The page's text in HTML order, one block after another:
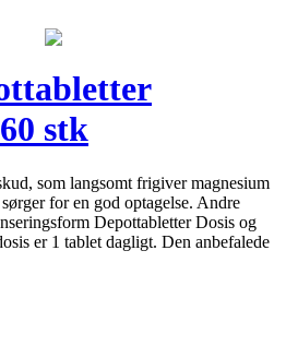
stk
som langsomt frigiver magnesium
for en god optagelse. Andre
Depottabletter Dosis og
er 1 tablet dagligt. Den anbefalede